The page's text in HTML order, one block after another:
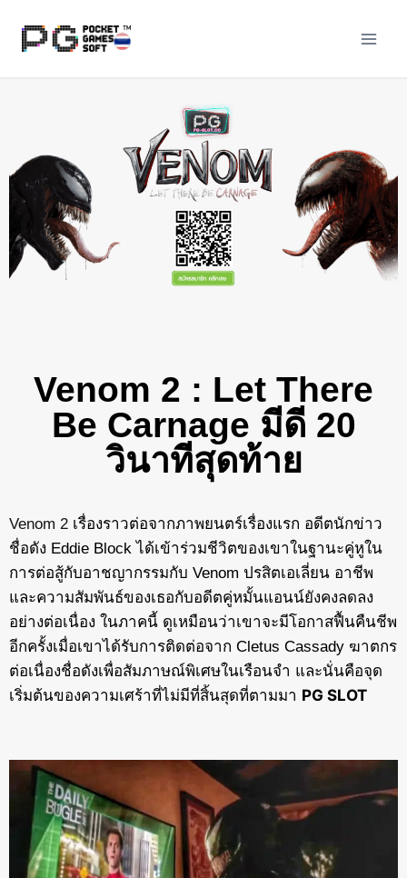
Venom 2 : Let There
Be Carnage มีดี 20
วินาทีสุดท้าย
Venom 2 เรื่องราวต่อจากภาพยนตร์เรื่องแรก อดีตนักข่าว
ชื่อดัง Eddie Block ได้เข้าร่วมชีวิตของเขาในฐานะคู่หูใน
การต่อสู้กับอาชญากรรมกับ Venom ปรสิตเอเลี่ยน อาชีพ
และความสัมพันธ์ของเธอกับอดีตคู่หมั้นแอนน์ยังคงลดลง
อย่างต่อเนื่อง ในภาคนี้ ดูเหมือนว่าเขาจะมีโอกาสฟื้นคืนชีพ
อีกครั้งเมื่อเขาได้รับการติดต่อจาก Cletus Cassady ฆาตกร
ต่อเนื่องชื่อดังเพื่อสัมภาษณ์พิเศษในเรือนจำ และนั่นคือจุด
เริ่มต้นของความเศร้าที่ไม่มีที่สิ้นสุดที่ตามมา PG SLOT